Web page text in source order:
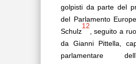
golpisti da parte del
del Parlamento
Schulz
12
, seguito a
da Gianni Pittella,
parlamentare